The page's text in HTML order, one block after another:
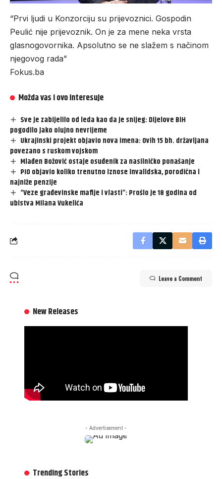
“Prvi ljudi u Konzorciju su prijevoznici. Gospodin
Peulić nije prijevoznik. On je za mene neka vrsta
glasnogovornika. Apsolutno se ne slažem s načinom
njegovog rada”
Fokus.ba
Možda vas i ovo interesuje
Sve je zabijelilo od leda kao da je snijeg: Dijelove BiH
pogodilo jako olujno nevrijeme
Ukrajinski projekt objavio nova imena: Ovih 15 bh. državljana
povezano s ruskom vojskom
Mlađen Božović ostaje osuđenik za nasilničko ponašanje
PIO objavio koliko trenutno iznose invalidska, porodična i
najniže penzije
“Veze građevinske mafije i vlasti”: Prošlo je 18 godina od
ubistva Milana Vukelića
Leave a Comment
New Releases
- Advertisement -
Trending Stories